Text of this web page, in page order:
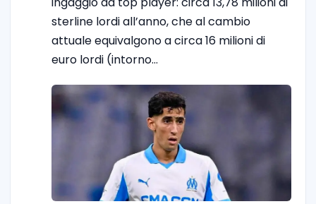
sterline lordi all’anno, che al cambio
attuale equivalgono a circa 16 milioni di
euro lordi (intorno…